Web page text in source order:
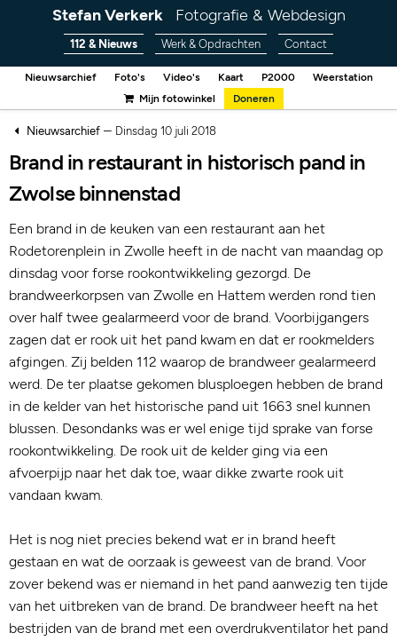
Stefan Verkerk Fotografie & Webdesign
112 & Nieuws Werk & Opdrachten Contact
Nieuwsarchief Foto's Video's Kaart P2000
Weerstation
Mijn fotowinkel
Doneren
Nieuwsarchief– Dinsdag 10 juli 2018
Brand in restaurant in historisch pand in
Zwolse binnenstad
Een brand in de keuken van een restaurant aan het
Rodetorenplein in Zwolle heeft in de nacht van maandag op
dinsdag voor forse rookontwikkeling gezorgd. De
brandweerkorpsen van Zwolle en Hattem werden rond tien
over half twee gealarmeerd voor de brand. Voorbijgangers
zagen dat er rook uit het pand kwam en dat er rookmelders
afgingen. Zij belden 112 waarop de brandweer gealarmeerd
werd. De ter plaatse gekomen blusploegen hebben de brand
in de kelder van het historische pand uit 1663 snel kunnen
blussen. Desondanks was er wel enige tijd sprake van forse
rookontwikkeling. De rook uit de kelder ging via een
afvoerpijp naar het dak toe, waar dikke zwarte rook uit
vandaan kwam.
Het is nog niet precies bekend wat er in brand heeft
gestaan en wat de oorzaak is geweest van de brand. Voor
zover bekend was er niemand in het pand aanwezig ten tijde
van het uitbreken van de brand. De brandweer heeft na het
bestrijden van de brand met een overdrukventilator het pand